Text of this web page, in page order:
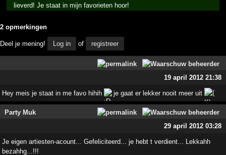
lieverd! Je staat in mijn favorieten hoor!
2 opmerkingen
Deel je mening! Log in of registreer
19 april 2012 21:38
Hey meis je staat in me favo hihih je gaat er lekker nooit meer uit
Party Muk
29 april 2012 03:28
Je eigen artiesten-acount... Gefeliciteerd... je hebt t verdient... Lekkahh
bezahhg...!!!